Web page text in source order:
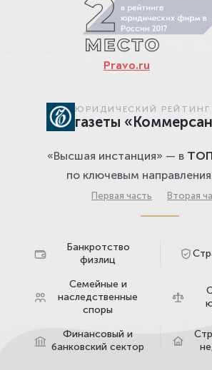
Pravo.ru
ЮРИДИЧЕСКИЙ РЕЙТИНГ
газеты
«Высшая инстанция» — в
по ключевым
Первая часть Вторая
Банкротство
физлиц
Семейные и
наследственные
споры
Финансовый и
банковский сектор